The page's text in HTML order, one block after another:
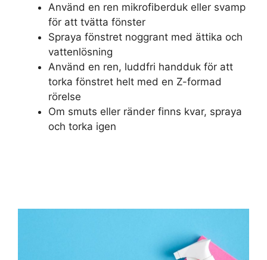
Använd en ren mikrofiberduk eller svamp
för att tvätta fönster
Spraya fönstret noggrant med ättika och
vattenlösning
Använd en ren, luddfri handduk för att
torka fönstret helt med en Z-formad
rörelse
Om smuts eller ränder finns kvar, spraya
och torka igen